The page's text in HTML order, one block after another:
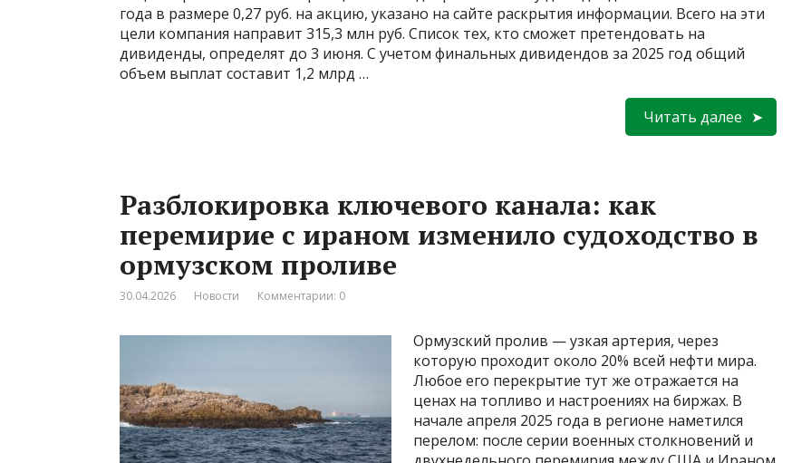
года в размере 0,27 руб. на акцию, указано на сайте раскрытия информации. Всего на эти
цели компания направит 315,3 млн руб. Список тех, кто сможет претендовать на
дивиденды, определят до 3 июня. С учетом финальных дивидендов за 2025 год общий
объем выплат составит 1,2 млрд …
Читать далее
Разблокировка ключевого канала: как
перемирие с ираном изменило судоходство в
ормузском проливе
30.04.2026 Новости Комментарии: 0
Ормузский пролив — узкая артерия, через
которую проходит около 20% всей нефти мира.
Любое его перекрытие тут же отражается на
ценах на топливо и настроениях на биржах. В
начале апреля 2025 года в регионе наметился
перелом: после серии военных столкновений и